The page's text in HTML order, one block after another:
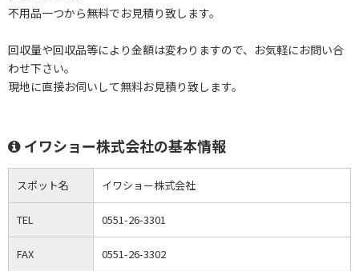
不用品一つから無料でお見積り致します。
回収量や回収品等により金額は変わりますので、お気軽にお問い合
わせ下さい。
現地に直接お伺いして無料お見積り致します。
イワショー株式会社の基本情報
スポット名 イワショー株式会社
TEL 0551-26-3301
FAX 0551-26-3302